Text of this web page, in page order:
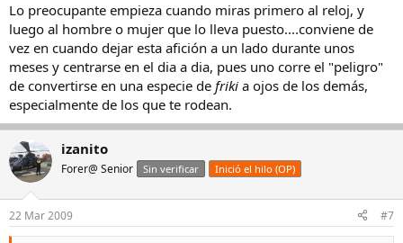
Lo preocupante empieza cuando miras primero al reloj, y
luego al hombre o mujer que lo lleva puesto....conviene de
vez en cuando dejar esta afición a un lado durante unos
meses y centrarse en el dia a dia, pues uno corre el "peligro"
de convertirse en una especie de friki a ojos de los demás,
especialmente de los que te rodean.
izanito
Forer@ Senior Sin verificar Inició el hilo (OP)
22 Mar 2009 #7